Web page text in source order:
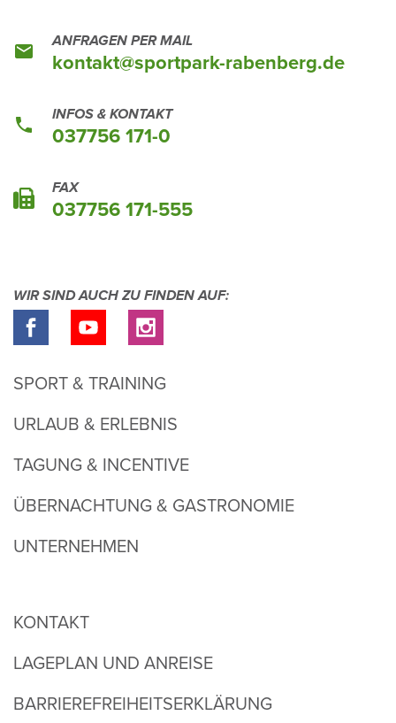
ANFRAGEN PER MAIL
kontakt@sport­park-raben­berg.de
INFOS & KONTAKT
037756 171-0
FAX
037756 171-555
WIR SIND AUCH ZU FINDEN AUF:
SPORT & TRAINING
URLAUB & ERLEBNIS
TAGUNG & INCENTIVE
ÜBERNACHTUNG & GASTRONOMIE
UNTERNEHMEN
KONTAKT
LAGEPLAN UND ANREISE
BARRIEREFREIHEITSERKLÄRUNG